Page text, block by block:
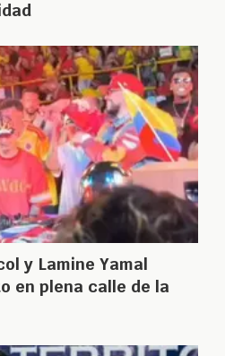
y Lamine Yamal
en plena calle de la